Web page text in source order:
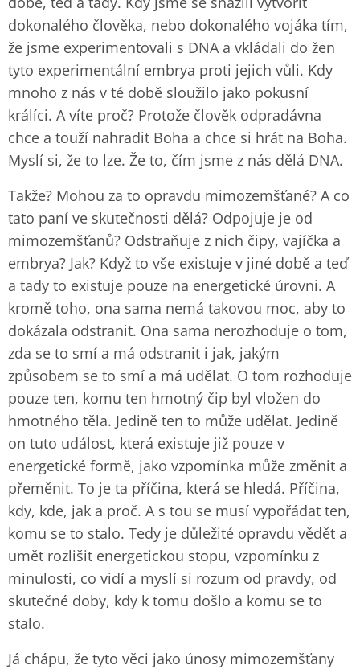
dokonalého člověka, nebo dokonalého vojáka tím,
že jsme experimentovali s DNA a vkládali do žen
tyto experimentální embrya proti jejich vůli. Kdy
mnoho z nás v té době sloužilo jako pokusní
králíci. A víte proč? Protože člověk odpradávna
chce a touží nahradit Boha a chce si hrát na Boha.
Myslí si, že to lze. Že to, čím jsme z nás dělá DNA.
Takže? Mohou za to opravdu mimozemšťané? A co
tato paní ve skutečnosti dělá? Odpojuje je od
mimozemšťanů? Odstraňuje z nich čipy, vajíčka a
embrya? Jak? Když to vše existuje v jiné době a teď
a tady to existuje pouze na energetické úrovni. A
kromě toho, ona sama nemá takovou moc, aby to
dokázala odstranit. Ona sama nerozhoduje o tom,
zda se to smí a má odstranit i jak, jakým
způsobem se to smí a má udělat. O tom rozhoduje
pouze ten, komu ten hmotný čip byl vložen do
hmotného těla. Jedině ten to může udělat. Jedině
on tuto událost, která existuje již pouze v
energetické formě, jako vzpomínka může změnit a
přeměnit. To je ta příčina, která se hledá. Příčina,
kdy, kde, jak a proč. A s tou se musí vypořádat ten,
komu se to stalo. Tedy je důležité opravdu vědět a
umět rozlišit energetickou stopu, vzpomínku z
minulosti, co vidí a myslí si rozum od pravdy, od
skutečné doby, kdy k tomu došlo a komu se to
stalo.
Já chápu, že tyto věci jako únosy mimozemšťany